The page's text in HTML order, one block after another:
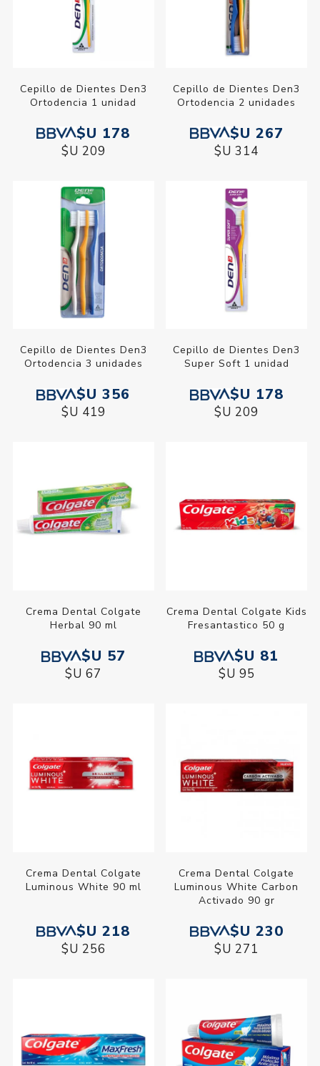
Cepillo de Dientes Den3
Ortodencia 1 unidad
$U 178
$U 209
Cepillo de Dientes Den3
Ortodencia 2 unidades
$U 267
$U 314
Cepillo de Dientes Den3
Ortodencia 3 unidades
$U 356
$U 419
Cepillo de Dientes Den3
Super Soft 1 unidad
$U 178
$U 209
Crema Dental Colgate
Herbal 90 ml
$U 57
$U 67
Crema Dental Colgate Kids
Fresantastico 50 g
$U 81
$U 95
Crema Dental Colgate
Luminous White 90 ml
$U 218
$U 256
Crema Dental Colgate
Luminous White Carbon
Activado 90 gr
$U 230
$U 271